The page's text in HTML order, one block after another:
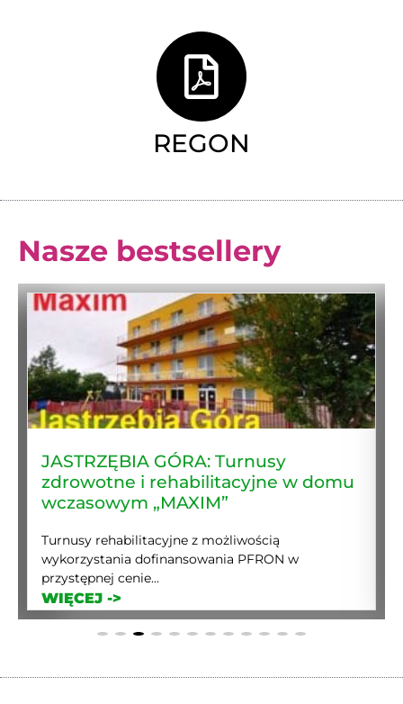
REGON
Nasze bestsellery
JASTRZĘBIA GÓRA: Turnusy
zdrowotne i rehabilitacyjne w domu
wczasowym „MAXIM”
Turnusy rehabilitacyjne z możliwością
wykorzystania dofinansowania PFRON w
przystępnej cenie...
WIĘCEJ ->